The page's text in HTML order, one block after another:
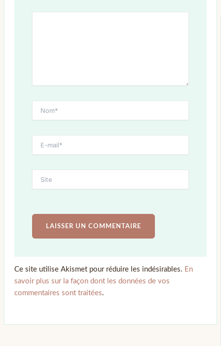
Ce site utilise Akismet pour réduire les indésirables. En
savoir plus sur la façon dont les données de vos
commentaires sont traitées.